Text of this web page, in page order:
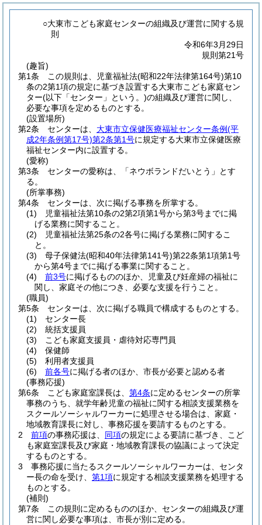
○大東市こども家庭センターの組織及び運営に関する規
則
令和6年3月29日
規則第21号
(趣旨)
第1条
この規則は、児童福祉法(昭和22年法律第164号)第10
条の2第1項の規定に基づき設置する大東市こども家庭セン
ター(以下「センター」という。)の組織及び運営に関し、
必要な事項を定めるものとする。
(設置場所)
第2条
センターは、 大東市立保健医療福祉センター条例(平
成2年条例第17号)第2条第1号に規定する大東市立保健医療
福祉センター内に設置する。
(愛称)
第3条
センターの愛称は、「ネウボランドだいとう」とす
る。
(所掌事務)
第4条
センターは、次に掲げる事務を所掌する。
(1)
児童福祉法第10条の2第2項第1号から第3号までに掲
げる業務に関すること。
(2)
児童福祉法第25条の2各号に掲げる業務に関するこ
と。
(3)
母子保健法(昭和40年法律第141号)第22条第1項第1号
から第4号までに掲げる事業に関すること。
(4)
前3号に掲げるもののほか、児童及び妊産婦の福祉に
関し、家庭その他につき、必要な支援を行うこと。
(職員)
第5条
センターは、次に掲げる職員で構成するものとする。
(1)
センター長
(2)
統括支援員
(3)
こども家庭支援員・虐待対応専門員
(4)
保健師
(5)
利用者支援員
(6)
前各号に掲げる者のほか、市長が必要と認める者
(事務応援)
第6条
こども家庭室課長は、 第4条に定めるセンターの所掌
事務のうち、就学年齢児童の福祉に関する相談支援業務を
スクールソーシャルワーカーに処理させる場合は、家庭・
地域教育課長に対し、事務応援を要請するものとする。
2
前項の事務応援は、 同項の規定による要請に基づき、こど
も家庭室課長及び家庭・地域教育課長の協議によって決定
するものとする。
3
事務応援に当たるスクールソーシャルワーカーは、センタ
ー長の命を受け、 第1項に規定する相談支援業務を処理する
ものとする。
(補則)
第7条
この規則に定めるもののほか、センターの組織及び運
営に関し必要な事項は、市長が別に定める。